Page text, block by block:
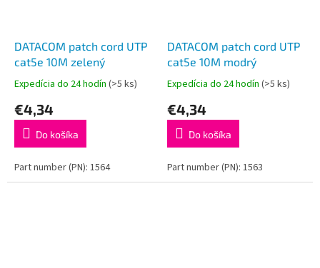
DATACOM patch cord UTP
cat5e 10M zelený
Expedícia do 24 hodín (>5 ks)
€4,34
Do košíka
Part number (PN): 1564
DATACOM patch cord UTP
cat5e 10M modrý
Expedícia do 24 hodín (>5 ks)
€4,34
Do košíka
Part number (PN): 1563